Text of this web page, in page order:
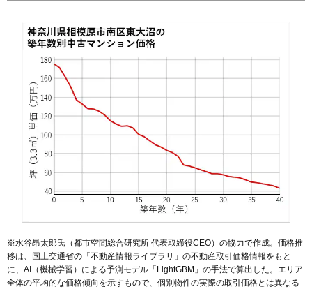
※水谷昂太郎氏（都市空間総合研究所 代表取締役CEO）の協力で作成。価格推
移は、国土交通省の「 不動産情報ライブラリ 」の不動産取引価格情報をもと
に、AI（機械学習）による予測モデル「LightGBM」の手法で算出した。エリア
全体の平均的な価格傾向を示すもので、個別物件の実際の取引価格とは異なる